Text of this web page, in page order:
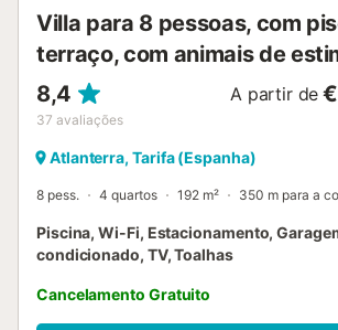
Villa para 8 pessoas, com
terraço, com animais de
8,4
37 avaliações
A partir de
Atlanterra, Tarifa (Espanha)
8 pess. 4 quartos 192 m² 350 m para a
Piscina, Wi-Fi, Estacionamento,
condicionado, TV, Toalhas
Cancelamento Gratuito